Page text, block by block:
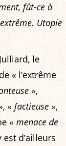
fût-ce à
Utopie
le
« l’extrême
»,
« factieuse »,
« menace de
est d’ailleurs